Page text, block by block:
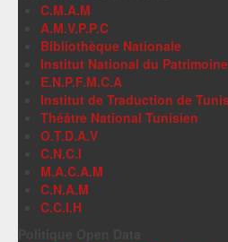
C.M.A.M
A.M.V.P.P.C
Bibliothèque Nationale
Institut National du Patrimoine
E.N.P.F.M.C.A
Institut de Traduction de
Théâtre National Tunisien
O.T.D.A.V
C.N.C.I
M.A.C.A.M
C.N.A.M
C.C.I.H